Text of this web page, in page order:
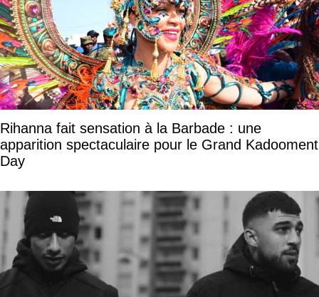
Rihanna fait sensation à la Barbade : une
apparition spectaculaire pour le Grand Kadooment
Day